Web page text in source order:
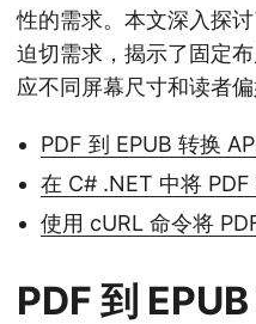
性的需求。本文深入探
迫切需求，揭示了固定
应不同屏幕尺寸和读者偏
PDF 到 EPUB 转换
在 C# .NET 中将 PDF
使用 cURL 命令将
PDF 到